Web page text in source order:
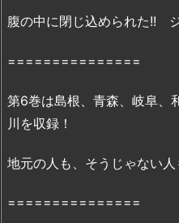
が
ン
6
巻』
腹の中に閉じ込められた!!
===============
第6巻は島根、青森、岐阜、
川を収録！
地元の人も、そうじゃない
===============